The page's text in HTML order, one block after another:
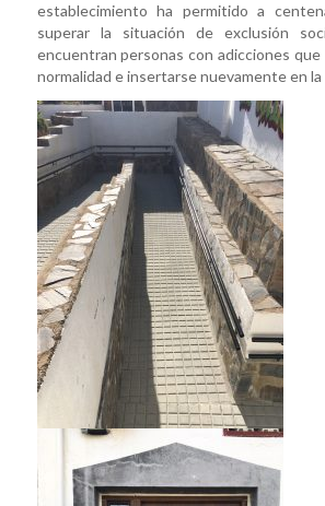
establecimiento ha permitido a
superar la situación de exclusión
encuentran personas con adicciones que
normalidad e insertarse nuevamente en la